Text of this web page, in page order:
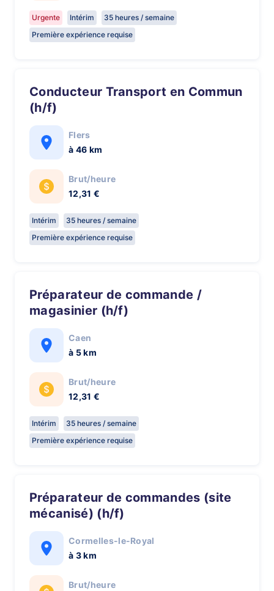
Urgente Intérim
35 heures / semaine
Première expérience requise
Conducteur Transport en Commun
(h/f)
Flers
à 46 km
Brut/heure
12,31 €
Intérim
35 heures / semaine
Première expérience requise
Préparateur de commande /
magasinier (h/f)
Caen
à 5 km
Brut/heure
12,31 €
Intérim
35 heures / semaine
Première expérience requise
Préparateur de commandes (site
mécanisé) (h/f)
Cormelles-le-Royal
à 3 km
Brut/heure